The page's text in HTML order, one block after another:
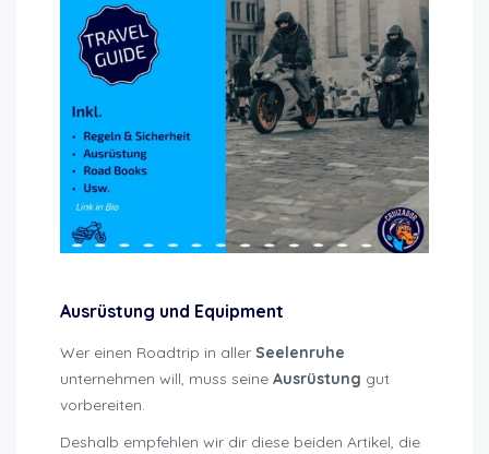
Ausrüstung und Equipment
Wer einen Roadtrip in aller Seelenruhe
unternehmen will, muss seine Ausrüstung gut
vorbereiten.
Deshalb empfehlen wir dir diese beiden Artikel, die